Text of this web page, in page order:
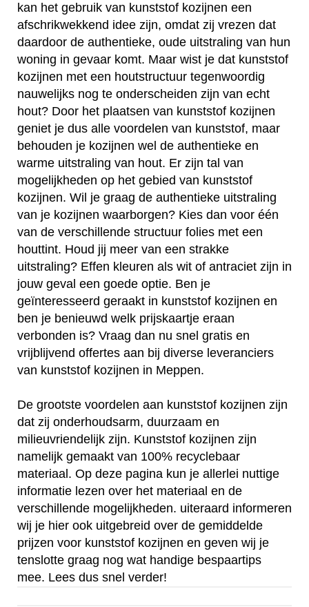
kan het gebruik van kunststof kozijnen een
afschrikwekkend idee zijn, omdat zij vrezen dat
daardoor de authentieke, oude uitstraling van hun
woning in gevaar komt. Maar wist je dat kunststof
kozijnen met een houtstructuur tegenwoordig
nauwelijks nog te onderscheiden zijn van echt
hout? Door het plaatsen van kunststof kozijnen
geniet je dus alle voordelen van kunststof, maar
behouden je kozijnen wel de authentieke en
warme uitstraling van hout. Er zijn tal van
mogelijkheden op het gebied van kunststof
kozijnen. Wil je graag de authentieke uitstraling
van je kozijnen waarborgen? Kies dan voor één
van de verschillende structuur folies met een
houttint. Houd jij meer van een strakke
uitstraling? Effen kleuren als wit of antraciet zijn in
jouw geval een goede optie. Ben je
geïnteresseerd geraakt in kunststof kozijnen en
ben je benieuwd welk prijskaartje eraan
verbonden is? Vraag dan nu snel gratis en
vrijblijvend offertes aan bij diverse leveranciers
van kunststof kozijnen in Meppen.
De grootste voordelen aan kunststof kozijnen zijn
dat zij onderhoudsarm, duurzaam en
milieuvriendelijk zijn. Kunststof kozijnen zijn
namelijk gemaakt van 100% recyclebaar
materiaal. Op deze pagina kun je allerlei nuttige
informatie lezen over het materiaal en de
verschillende mogelijkheden. uiteraard informeren
wij je hier ook uitgebreid over de gemiddelde
prijzen voor kunststof kozijnen en geven wij je
tenslotte graag nog wat handige bespaartips
mee. Lees dus snel verder!